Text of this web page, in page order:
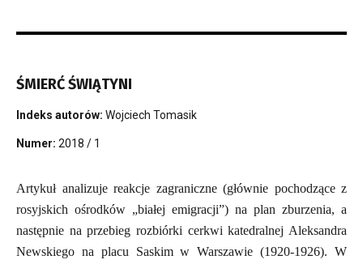
ŚMIERĆ ŚWIĄTYNI
Indeks autorów: Wojciech Tomasik
Numer: 2018 / 1
Artykuł analizuje reakcje zagraniczne (głównie pochodzące z
rosyjskich ośrodków „białej emigracji”) na plan zburzenia, a
następnie na przebieg rozbiórki cerkwi katedralnej Aleksandra
Newskiego na placu Saskim w Warszawie (1920-1926). W